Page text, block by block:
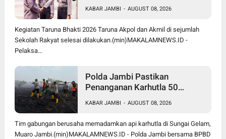
Menggunakan Hercules A-7305
KABAR JAMBI - AUGUST 08, 2026
Kegiatan Taruna Bhakti 2026 Taruna Akpol dan Akmil di sejumlah
Sekolah Rakyat selesai dilakukan.(min)MAKALAMNEWS.ID -
Pelaksa...
Polda Jambi Pastikan
Penanganan Karhutla 50
Berjalan Maksimal
KABAR JAMBI - AUGUST 08, 2026
Tim gabungan berusaha memadamkan api karhutla di Sungai Gelam,
Muaro Jambi.(min)MAKALAMNEWS.ID - Polda Jambi bersama BPBD